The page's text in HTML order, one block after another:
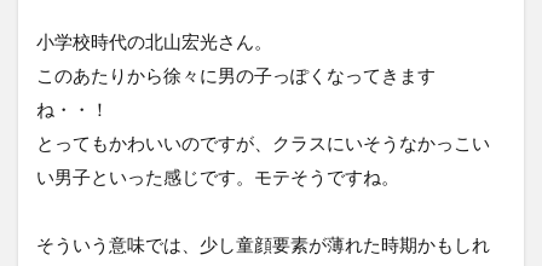
小学校時代の北山宏光さん。
このあたりから徐々に男の子っぽくなってきます
ね・・！
とってもかわいいのですが、クラスにいそうなかっこい
い男子といった感じです。モテそうですね。
そういう意味では、少し童顔要素が薄れた時期かもしれ